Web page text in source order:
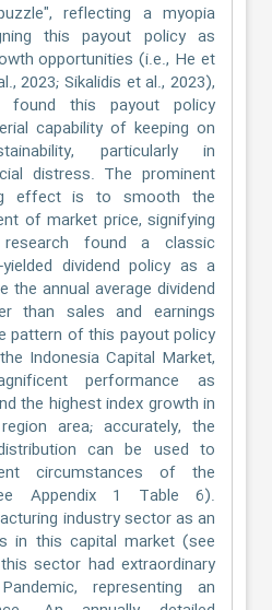
reflecting a myopia
this payout policy as
opportunities (i.e., He et
2023; Sikalidis et al., 2023),
this payout policy
capability of keeping on
particularly in
distress. The prominent
effect is to smooth the
of market price, signifying
found a classic
dividend policy as a
the annual average dividend
than sales and earnings
pattern of this payout policy
Indonesia Capital Market,
performance as
the highest index growth in
area; accurately, the
can be used to
circumstances of the
Appendix 1 Table 6).
industry sector as an
in this capital market (see
sector had extraordinary
representing an